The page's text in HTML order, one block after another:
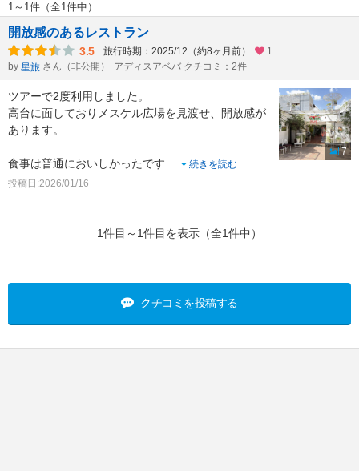
1～1件（全1件中）
開放感のあるレストラン
3.5 旅行時期：2025/12（約8ヶ月前）
1
by 星旅 さん（非公開） アディスアベバ クチコミ：2件
ツアーで2度利用しました。
高台に面しておりメスケル広場を見渡せ、開放感が
あります。
食事は普通においしかったです...
続きを読む
投稿日:2026/01/16
7
1件目～1件目を表示（全1件中）
クチコミを投稿する